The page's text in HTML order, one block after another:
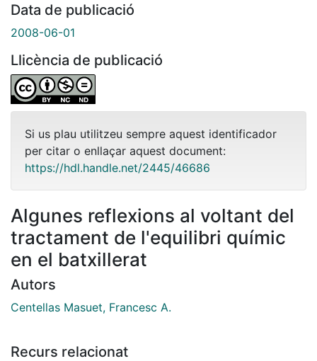
Data de publicació
2008-06-01
Llicència de publicació
Si us plau utilitzeu sempre aquest identificador
per citar o enllaçar aquest document:
https://hdl.handle.net/2445/46686
Algunes reflexions al voltant del
tractament de l'equilibri químic
en el batxillerat
Autors
Centellas Masuet, Francesc A.
Recurs relacionat